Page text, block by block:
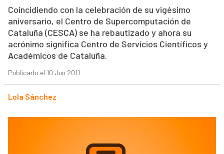
Coincidiendo con la celebración de su vigésimo
aniversario, el Centro de Supercomputación de
Cataluña (CESCA) se ha rebautizado y ahora su
acrónimo significa Centro de Servicios Científicos y
Académicos de Cataluña.
Publicado el 10 Jun 2011
Lola Sánchez